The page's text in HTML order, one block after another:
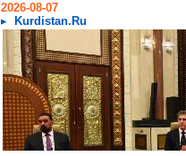
2026-08-07
Kurdistan.Ru